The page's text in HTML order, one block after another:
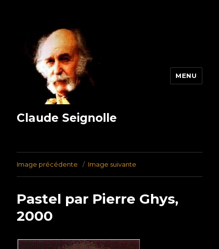
Claude Seignolle
MENU
Image précédente Image suivante
Pastel par Pierre Ghys,
2000